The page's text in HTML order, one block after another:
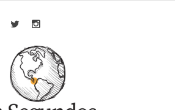
Facebook
TwitterInstagram